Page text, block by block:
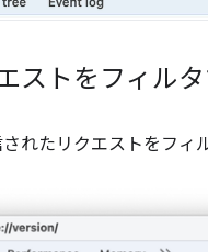
ストをフィル
れたリクエストをフィ